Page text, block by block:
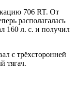
706 RT. От
располагалась
160 л. с. и получил
с трёхсторонней
тягач.